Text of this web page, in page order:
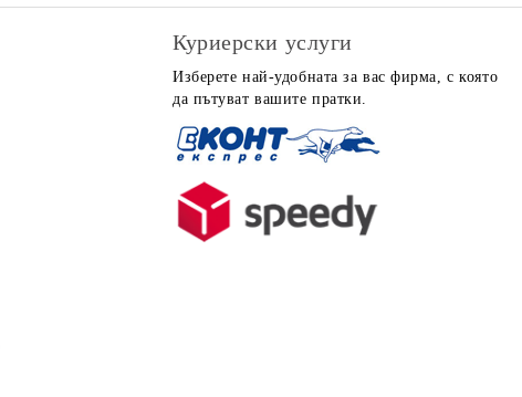
Куриерски услуги
Изберете най-удобната за вас фирма, с която
да пътуват вашите пратки.